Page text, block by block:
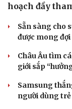
hoạch đầy
Sẵn sàng cho
được mong
Châu Âu tìm
giới sắp
Samsung
người dùng trẻ